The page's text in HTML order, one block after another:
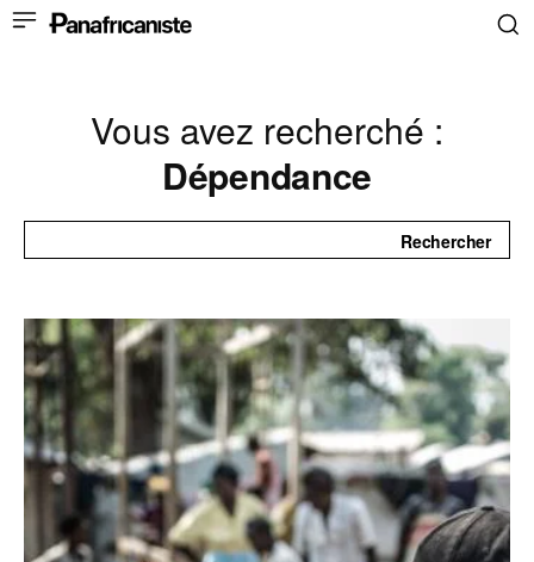
Vous avez recherché :
Dépendance
Rechercher